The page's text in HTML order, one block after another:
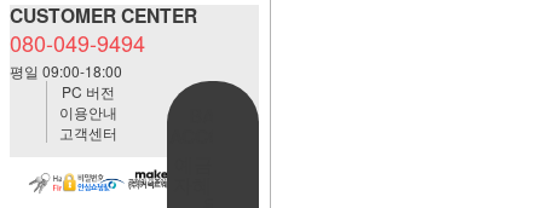
CUSTOMER CENTER
080-049-9494
평일 09:00-18:00
PC 버전
이용안내
고객센터